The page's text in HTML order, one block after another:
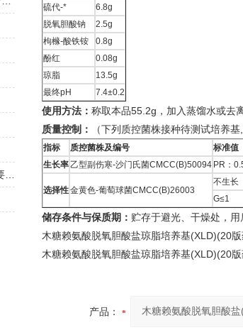
硫代-*
6.8g
脱氧胆酸钠
2.5g
枸橼-酸铁铵
0.8g
酚红
0.08g
琼脂
13.5g
最终pH
7.4±0.2
使用方法： 称取本品55.2g，加入蒸馏水或去
质量控制：
（下列质控菌株接种待测试培养
指标 质控菌株及编号 标准值
生长率乙型副伤寒-沙门氏菌CMCC(B)50094 PR：
选择性金黄色-葡萄球菌CMCC(B)26003
不生长
G≤1
储存条件与保质期： 贮存于避光、干燥处，用
木糖赖氨酸脱氧胆酸盐琼脂培养基(XLD)(20
木糖赖氨酸脱氧胆酸盐琼脂培养基(XLD)(20
产品：
土壤墒情速测仪-为差异化节水灌溉提供重要依据